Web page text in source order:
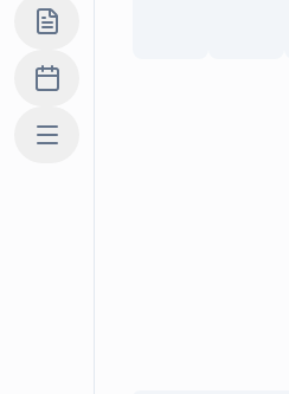
Indkøbslisten
Madplan
Mere